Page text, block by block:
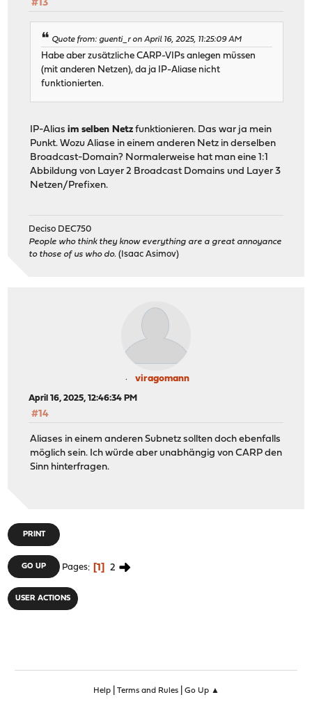
#13
Quote from: guenti_r on April 16, 2025, 11:25:09 AM
Habe aber zusätzliche CARP-VIPs anlegen müssen
(mit anderen Netzen), da ja IP-Aliase nicht
funktionierten.
IP-Aliasim selben Netz funktionieren. Das war ja mein
Punkt. Wozu Aliase in einem anderen Netz in derselben
Broadcast-Domain? Normalerweise hat man eine 1:1
Abbildung von Layer 2 Broadcast Domains und Layer 3
Netzen/Prefixen.
Deciso DEC750
People who think they know everything are a great annoyance
to those of us who do. (Isaac Asimov)
viragomann
April 16, 2025, 12:46:34 PM
#14
Aliases in einem anderen Subnetz sollten doch ebenfalls
möglich sein. Ich würde aber unabhängig von CARP den
Sinn hinterfragen.
PRINT
GO UP Pages 1 2
USER ACTIONS
Help| Terms and Rules| Go Up ▲